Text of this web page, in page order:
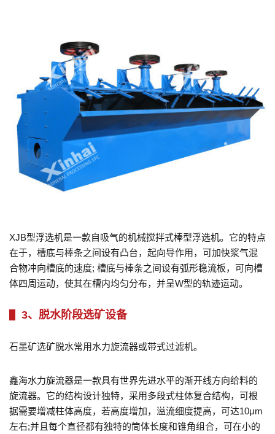
XJB型浮选机是一款自吸气的机械搅拌式棒型浮选机。它的特点
在于，槽底与棒条之间设有凸台，起向导作用，可加快浆气混
合物冲向槽底的速度; 槽底与棒条之间设有弧形稳流板，可向槽
体四周运动，使其在槽内均匀分布，并呈W型的轨迹运动。
3、脱水阶段选矿设备
石墨矿选矿脱水常用水力旋流器或带式过滤机。
鑫海水力旋流器是一款具有世界先进水平的渐开线方向给料的
旋流器。它的结构设计独特，采用多段式柱体复合结构，可根
据需要增减柱体高度，若高度增加，溢流细度提高，可达10μm
左右;并且每个直径都有独特的筒体长度和锥角组合，可在小的